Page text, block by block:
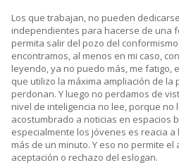
Los que trabajan, no pueden
independientes para hacerse de una
permita salir del pozo del
encontramos, al menos en mi caso,
leyendo, ya no puedo más, me fatigo,
que utilizo la máxima ampliación de la
perdonan. Y luego no perdamos de
nivel de inteligencia no lee, porque no
acostumbrado a noticias en espacios
especialmente los jóvenes es reacia
más de un minuto. Y eso no permite
aceptación o rechazo del eslogan.